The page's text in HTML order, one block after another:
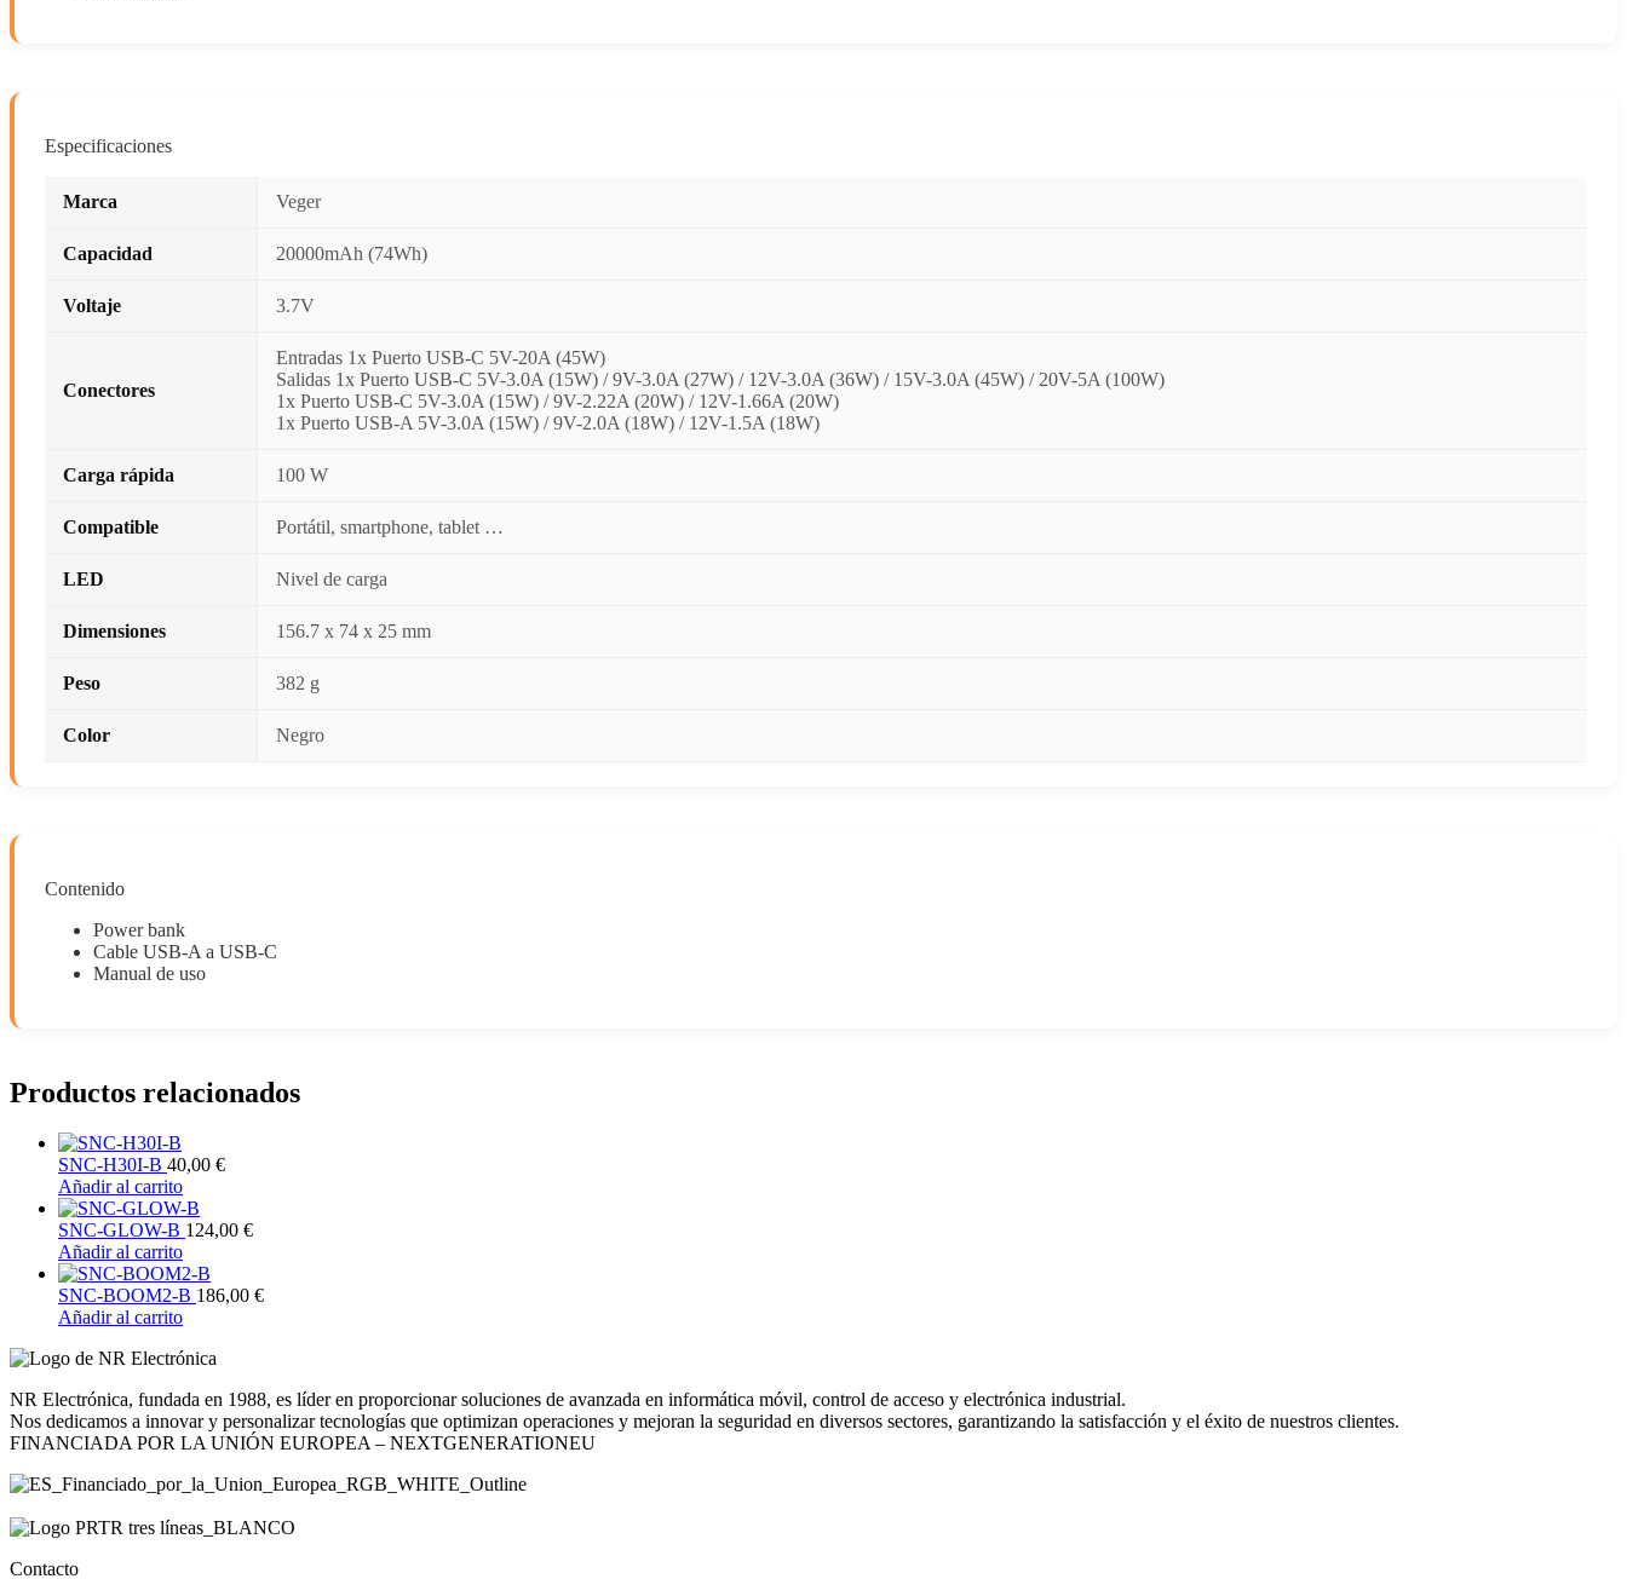
Especificaciones
Marca Veger
Capacidad 20000mAh (74Wh)
Voltaje 3.7V
Conectores
Entradas 1x Puerto USB-C 5V-20A (45W)
Salidas 1x Puerto USB-C 5V-3.0A (15W) / 9V-3.0A (27W) / 12V-3.0A (36W) / 15V-3.0A (45W) / 20V-5A (100W)
1x Puerto USB-C 5V-3.0A (15W) / 9V-2.22A (20W) / 12V-1.66A (20W)
1x Puerto USB-A 5V-3.0A (15W) / 9V-2.0A (18W) / 12V-1.5A (18W)
Carga rápida 100 W
Compatible Portátil, smartphone, tablet …
LED Nivel de carga
Dimensiones 156.7 x 74 x 25 mm
Peso 382 g
Color Negro
Contenido
Power bank
Cable USB-A a USB-C
Manual de uso
Productos relacionados
SNC-H30I-B 40,00 €
Añadir al carrito
SNC-GLOW-B 124,00 €
Añadir al carrito
SNC-BOOM2-B 186,00 €
Añadir al carrito
NR Electrónica, fundada en 1988, es líder en proporcionar soluciones de avanzada en informática móvil, control de acceso y electrónica industrial.
Nos dedicamos a innovar y personalizar tecnologías que optimizan operaciones y mejoran la seguridad en diversos sectores, garantizando la satisfacción y el éxito de nuestros clientes.
FINANCIADA POR LA UNIÓN EUROPEA – NEXTGENERATIONEU
Contacto